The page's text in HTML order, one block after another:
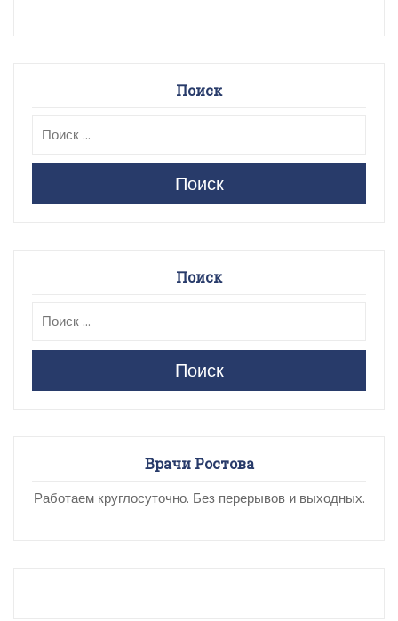
Поиск
Поиск
Поиск
Поиск
Врачи Ростова
Работаем круглосуточно. Без перерывов и выходных.